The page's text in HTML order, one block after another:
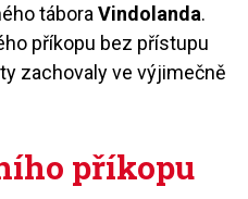
tábora Vindolanda.
příkopu bez přístupu
zachovaly ve výjimečně
příkopu